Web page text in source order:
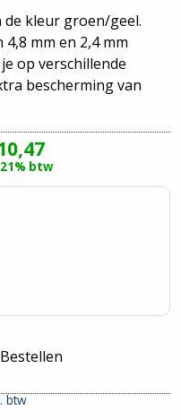
kleur groen/geel.
mm en 2,4 mm
op verschillende
bescherming van
btw
Bestellen
btw